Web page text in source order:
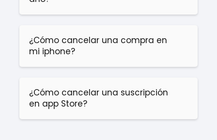
¿Cómo cancelar una compra en
mi iphone?
¿Cómo cancelar una suscripción
en app Store?